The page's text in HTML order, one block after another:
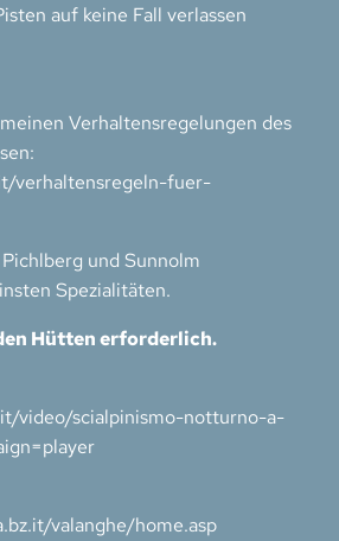
auf keine Fall verlassen
Verhaltensregelungen des
verhaltensregeln-fuer-
und Sunnolm
Spezialitäten.
Hütten erforderlich.
video/scialpinismo-notturno-a-
valanghe/home.asp